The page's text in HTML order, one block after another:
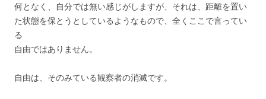
何となく、自分では無い感じがしますが、それは、距離を置い
た状態を保とうとしているようなもので、全くここで言ってい
る
自由ではありません。
自由は、そのみている観察者の消滅です。